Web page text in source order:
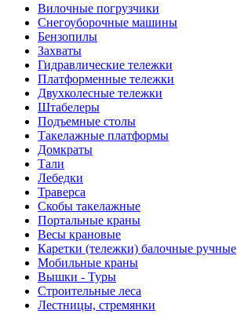
Вилочные погрузчики
Снегоуборочные машины
Бензопилы
Захваты
Гидравлические тележки
Платформенные тележки
Двухколесные тележки
Штабелеры
Подъемные столы
Такелажные платформы
Домкраты
Тали
Лебедки
Траверса
Скобы такелажные
Портальные краны
Весы крановые
Каретки (тележки) балочные ручные
Мобильные краны
Вышки - Туры
Строительные леса
Лестницы, стремянки